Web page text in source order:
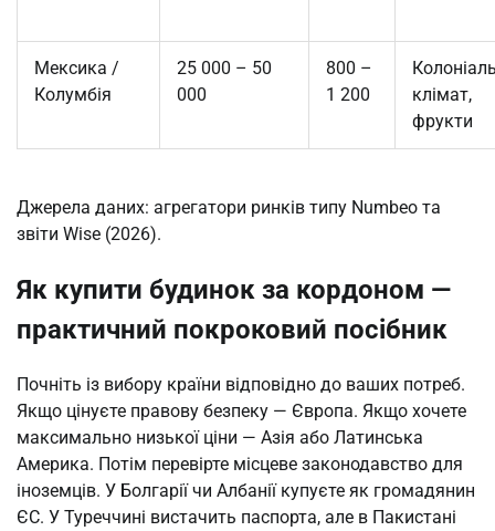
Мексика /
Колумбія
25 000 – 50
000
800 –
1 200
клімат,
фрукти
Джерела даних: агрегатори ринків типу Numbeo та
звіти Wise (2026).
Як купити будинок за кордоном —
практичний покроковий посібник
Почніть із вибору країни відповідно до ваших потреб.
Якщо цінуєте правову безпеку — Європа. Якщо хочете
максимально низької ціни — Азія або Латинська
Америка. Потім перевірте місцеве законодавство для
іноземців. У Болгарії чи Албанії купуєте як громадянин
ЄС. У Туреччині вистачить паспорта, але в Пакистані